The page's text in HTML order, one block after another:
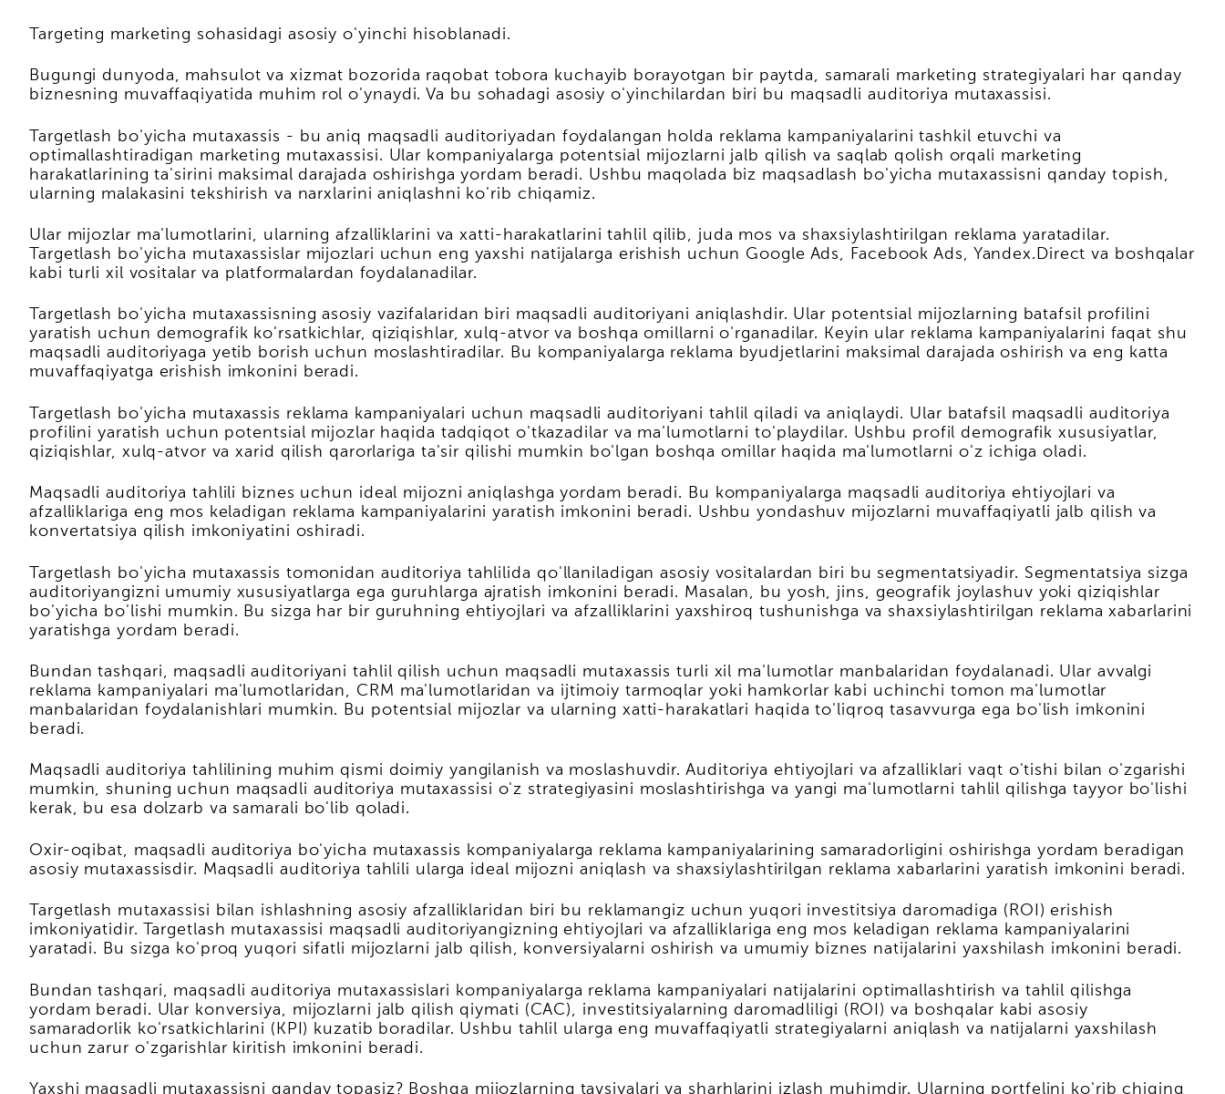
Targeting marketing sohasidagi asosiy o'yinchi hisoblanadi.
Bugungi dunyoda, mahsulot va xizmat bozorida raqobat tobora kuchayib borayotgan bir paytda, samarali marketing strategiyalari har qanday
biznesning muvaffaqiyatida muhim rol o'ynaydi. Va bu sohadagi asosiy o'yinchilardan biri bu maqsadli auditoriya mutaxassisi.
Targetlash bo'yicha mutaxassis - bu aniq maqsadli auditoriyadan foydalangan holda reklama kampaniyalarini tashkil etuvchi va
optimallashtiradigan marketing mutaxassisi. Ular kompaniyalarga potentsial mijozlarni jalb qilish va saqlab qolish orqali marketing
harakatlarining ta'sirini maksimal darajada oshirishga yordam beradi. Ushbu maqolada biz maqsadlash bo'yicha mutaxassisni qanday topish,
ularning malakasini tekshirish va narxlarini aniqlashni ko'rib chiqamiz.
Ular mijozlar ma'lumotlarini, ularning afzalliklarini va xatti-harakatlarini tahlil qilib, juda mos va shaxsiylashtirilgan reklama yaratadilar.
Targetlash bo'yicha mutaxassislar mijozlari uchun eng yaxshi natijalarga erishish uchun Google Ads, Facebook Ads, Yandex.Direct va boshqalar
kabi turli xil vositalar va platformalardan foydalanadilar.
Targetlash bo'yicha mutaxassisning asosiy vazifalaridan biri maqsadli auditoriyani aniqlashdir. Ular potentsial mijozlarning batafsil profilini
yaratish uchun demografik ko'rsatkichlar, qiziqishlar, xulq-atvor va boshqa omillarni o'rganadilar. Keyin ular reklama kampaniyalarini faqat shu
maqsadli auditoriyaga yetib borish uchun moslashtiradilar. Bu kompaniyalarga reklama byudjetlarini maksimal darajada oshirish va eng katta
muvaffaqiyatga erishish imkonini beradi.
Targetlash bo'yicha mutaxassis reklama kampaniyalari uchun maqsadli auditoriyani tahlil qiladi va aniqlaydi. Ular batafsil maqsadli auditoriya
profilini yaratish uchun potentsial mijozlar haqida tadqiqot o'tkazadilar va ma'lumotlarni to'playdilar. Ushbu profil demografik xususiyatlar,
qiziqishlar, xulq-atvor va xarid qilish qarorlariga ta'sir qilishi mumkin bo'lgan boshqa omillar haqida ma'lumotlarni o'z ichiga oladi.
Maqsadli auditoriya tahlili biznes uchun ideal mijozni aniqlashga yordam beradi. Bu kompaniyalarga maqsadli auditoriya ehtiyojlari va
afzalliklariga eng mos keladigan reklama kampaniyalarini yaratish imkonini beradi. Ushbu yondashuv mijozlarni muvaffaqiyatli jalb qilish va
konvertatsiya qilish imkoniyatini oshiradi.
Targetlash bo'yicha mutaxassis tomonidan auditoriya tahlilida qo'llaniladigan asosiy vositalardan biri bu segmentatsiyadir. Segmentatsiya sizga
auditoriyangizni umumiy xususiyatlarga ega guruhlarga ajratish imkonini beradi. Masalan, bu yosh, jins, geografik joylashuv yoki qiziqishlar
bo'yicha bo'lishi mumkin. Bu sizga har bir guruhning ehtiyojlari va afzalliklarini yaxshiroq tushunishga va shaxsiylashtirilgan reklama xabarlarini
yaratishga yordam beradi.
Bundan tashqari, maqsadli auditoriyani tahlil qilish uchun maqsadli mutaxassis turli xil ma'lumotlar manbalaridan foydalanadi. Ular avvalgi
reklama kampaniyalari ma'lumotlaridan, CRM ma'lumotlaridan va ijtimoiy tarmoqlar yoki hamkorlar kabi uchinchi tomon ma'lumotlar
manbalaridan foydalanishlari mumkin. Bu potentsial mijozlar va ularning xatti-harakatlari haqida to'liqroq tasavvurga ega bo'lish imkonini
beradi.
Maqsadli auditoriya tahlilining muhim qismi doimiy yangilanish va moslashuvdir. Auditoriya ehtiyojlari va afzalliklari vaqt o'tishi bilan o'zgarishi
mumkin, shuning uchun maqsadli auditoriya mutaxassisi o'z strategiyasini moslashtirishga va yangi ma'lumotlarni tahlil qilishga tayyor bo'lishi
kerak, bu esa dolzarb va samarali bo'lib qoladi.
Oxir-oqibat, maqsadli auditoriya bo'yicha mutaxassis kompaniyalarga reklama kampaniyalarining samaradorligini oshirishga yordam beradigan
asosiy mutaxassisdir. Maqsadli auditoriya tahlili ularga ideal mijozni aniqlash va shaxsiylashtirilgan reklama xabarlarini yaratish imkonini beradi.
Targetlash mutaxassisi bilan ishlashning asosiy afzalliklaridan biri bu reklamangiz uchun yuqori investitsiya daromadiga (ROI) erishish
imkoniyatidir. Targetlash mutaxassisi maqsadli auditoriyangizning ehtiyojlari va afzalliklariga eng mos keladigan reklama kampaniyalarini
yaratadi. Bu sizga ko'proq yuqori sifatli mijozlarni jalb qilish, konversiyalarni oshirish va umumiy biznes natijalarini yaxshilash imkonini beradi.
Bundan tashqari, maqsadli auditoriya mutaxassislari kompaniyalarga reklama kampaniyalari natijalarini optimallashtirish va tahlil qilishga
yordam beradi. Ular konversiya, mijozlarni jalb qilish qiymati (CAC), investitsiyalarning daromadliligi (ROI) va boshqalar kabi asosiy
samaradorlik ko'rsatkichlarini (KPI) kuzatib boradilar. Ushbu tahlil ularga eng muvaffaqiyatli strategiyalarni aniqlash va natijalarni yaxshilash
uchun zarur o'zgarishlar kiritish imkonini beradi.
Yaxshi maqsadli mutaxassisni qanday topasiz? Boshqa mijozlarning tavsiyalari va sharhlarini izlash muhimdir. Ularning portfelini ko'rib chiqing